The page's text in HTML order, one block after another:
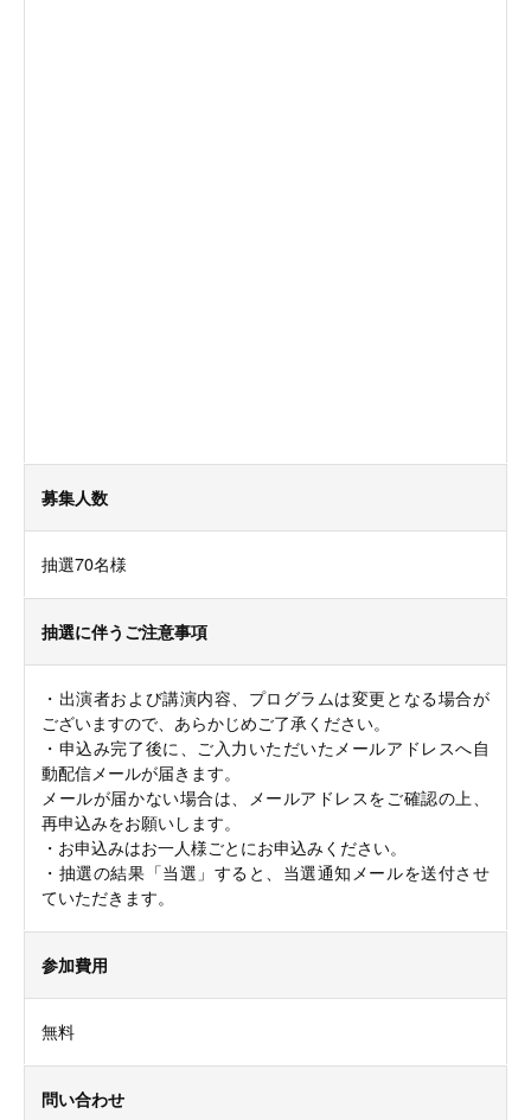
募集人数
抽選70名様
抽選に伴うご注意事項
・出演者および講演内容、プログラムは変更となる場合が
ございますので、あらかじめご了承ください。
・申込み完了後に、ご入力いただいたメールアドレスへ自
動配信メールが届きます。
メールが届かない場合は、メールアドレスをご確認の上、
再申込みをお願いします。
・お申込みはお一人様ごとにお申込みください。
・抽選の結果「当選」すると、当選通知メールを送付させ
ていただきます。
参加費用
無料
問い合わせ